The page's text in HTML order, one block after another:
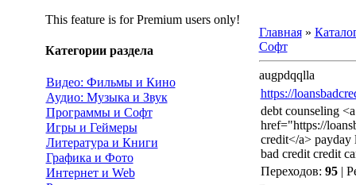
This feature is for Premium users only!
Категории раздела
Видео: Фильмы и Кино
Аудио: Музыка и Звук
Программы и Софт
Игры и Геймеры
Литература и Книги
Графика и Фото
Интернет и Web
Главная»
Софт
augpdqqlla
https://
debt counseling <a
href="https://
credit</a> payday
bad credit credit
Переходов: 95|